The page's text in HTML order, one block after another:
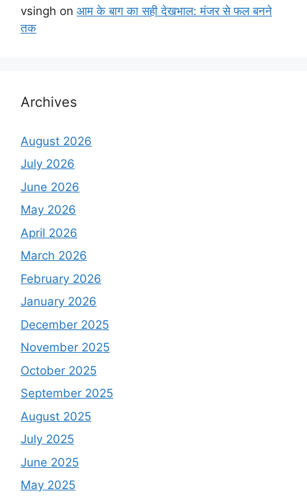
vsingh on आम के बाग का सही देखभाल: मंजर से फल बनने
तक
Archives
August 2026
July 2026
June 2026
May 2026
April 2026
March 2026
February 2026
January 2026
December 2025
November 2025
October 2025
September 2025
August 2025
July 2025
June 2025
May 2025